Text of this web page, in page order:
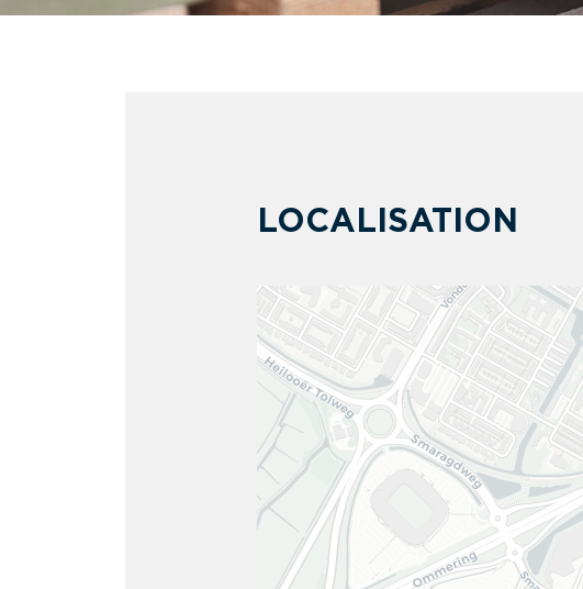
LOCALISATION